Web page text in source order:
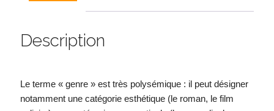
Description
Le terme « genre » est très polysémique : il peut désigner
notamment une catégorie esthétique (le roman, le film